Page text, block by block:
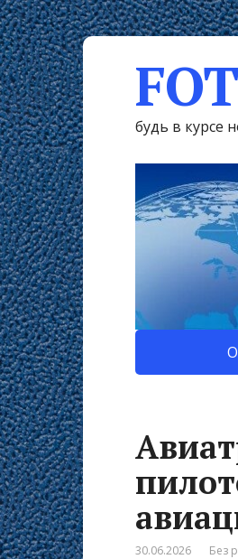
будь в курсе
30.06.2026 Без